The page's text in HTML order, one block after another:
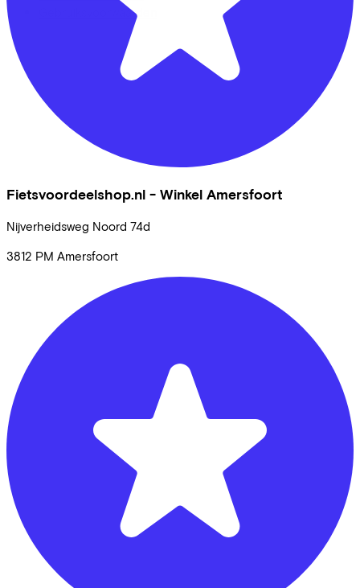
Fietsvoordeelshop.nl - Winkel Amersfoort
Nijverheidsweg Noord 74d
3812 PM Amersfoort
Gebruiksvoorwaarden